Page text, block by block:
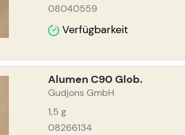
08040559
Verfügbarkeit
Alumen C90 Glob.
Gudjons GmbH
1,5 g
08266134